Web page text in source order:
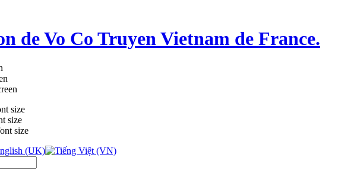
de Vo Co Truyen Vietnam de France.